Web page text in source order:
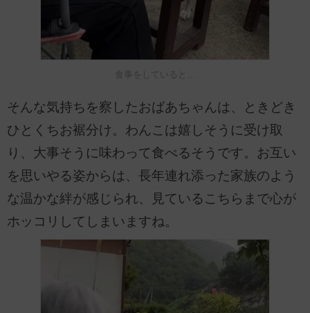
食事をしていると…
そんな気持ちを察したおばあちゃんは、ときどき
ひとくちお裾分け。わんこは嬉しそうに受け取
り、大事そうに味わって食べるそうです。お互い
を思いやる姿からは、長年連れ添った家族のよう
な温かな絆が感じられ、見ているこちらまで心が
ホッコリしてしまいますね。